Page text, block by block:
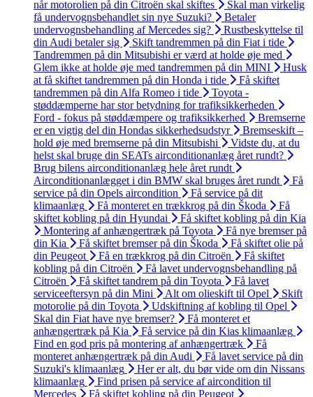
når motorolien på din Citroën skal skiftes
Skal man virkelig
få undervognsbehandlet sin nye Suzuki?
Betaler
undervognsbehandling af Mercedes sig?
Rustbeskyttelse til
din Audi betaler sig
Skift tandremmen på din Fiat i tide
Tandremmen på din Mitsubishi er værd at holde øje med
Glem ikke at holde øje med tandremmen på din MINI
Husk
at få skiftet tandremmen på din Honda i tide
Få skiftet
tandremmen på din Alfa Romeo i tide
Toyota -
støddæmperne har stor betydning for trafiksikkerheden
Ford - fokus på støddæmpere og trafiksikkerhed
Bremserne
er en vigtig del din Hondas sikkerhedsudstyr
Bremseskift –
hold øje med bremserne på din Mitsubishi
Vidste du, at du
helst skal bruge din SEATs airconditionanlæg året rundt?
Brug bilens airconditionanlæg hele året rundt
Airconditionanlægget i din BMW skal bruges året rundt
Få
service på din Opels aircondition
Få service på dit
klimaanlæg
Få monteret en trækkrog på din Škoda
Få
skiftet kobling på din Hyundai
Få skiftet kobling på din Kia
Montering af anhængertræk på Toyota
Få nye bremser på
din Kia
Få skiftet bremser på din Škoda
Få skiftet olie på
din Peugeot
Få en trækkrog på din Citroën
Få skiftet
kobling på din Citroën
Få lavet undervognsbehandling på
Citroën
Få skiftet tandrem på din Toyota
Få lavet
serviceeftersyn på din Mini
Alt om olieskift til Opel
Skift
motorolie på din Toyota
Udskiftning af kobling til Opel
Skal din Fiat have nye bremser?
Få monteret et
anhængertræk på Kia
Få service på din Kias klimaanlæg
Find en god pris på montering af anhængertræk
Få
monteret anhængertræk på din Audi
Få lavet service på din
Suzuki's klimaanlæg
Her er alt, du bør vide om din Nissans
klimaanlæg
Find prisen på service af aircondition til
Mercedes
Få skiftet kobling på din Peugeot